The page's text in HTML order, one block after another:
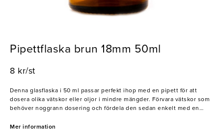
Pipettflaska brun 18mm 50ml
8 kr/st
Denna glasflaska i 50 ml passar perfekt ihop med en pipett för att
dosera olika vätskor eller oljor i mindre mängder. Förvara vätskor som
behöver noggrann dosering och fördela den sedan enkelt med en
ljus och värme på bästa sätt.
Mer information